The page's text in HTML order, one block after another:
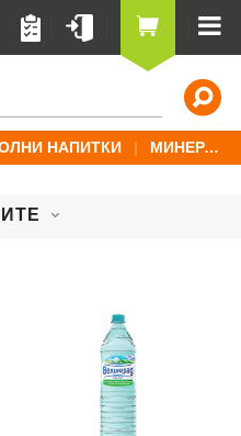
НАПИТКИ | МИНЕРАЛНА ВОДА